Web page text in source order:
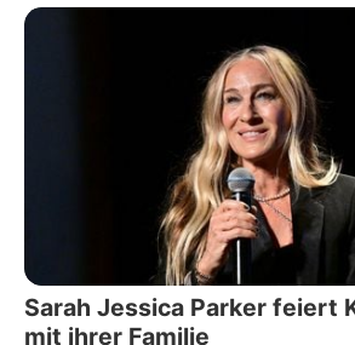
Sarah Jessica Parker feiert
mit ihrer Familie